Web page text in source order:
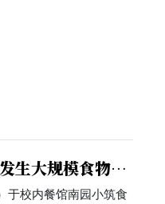
生大规模食物中
于校内餐馆南园小筑食